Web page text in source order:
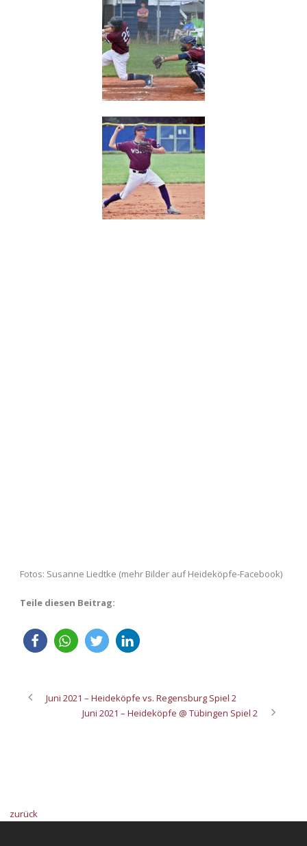
Fotos: Susanne Liedtke (mehr Bilder auf Heideköpfe-Facebook)
Teile diesen Beitrag:
Juni 2021 – Heideköpfe vs. Regensburg Spiel 2
Juni 2021 – Heideköpfe @ Tübingen Spiel 2
zurück